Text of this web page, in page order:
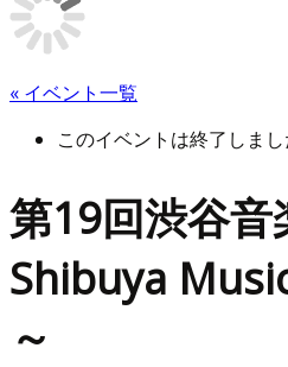
« イベント一覧
このイベントは終了しまし
第19回渋谷音
Shibuya
～